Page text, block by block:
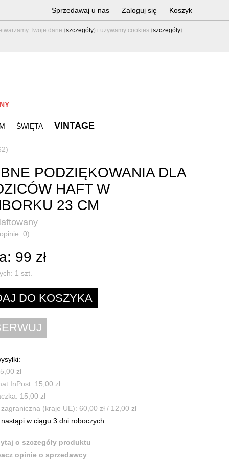
Twoje dane (szczegóły) i używamy cookies (szczegóły).
Sprzedawaj u nas Zaloguj się Koszyk
ŚWIĘTA VINTAGE
PODZIĘKOWANIA DLA
HAFT W
23 CM
0)
99 zł
1 szt.
zł
InPost: 15,00 zł
15,00 zł
zagraniczna (kraje UE): 60,00 zł / 12,00 zł
nastąpi w ciągu 3 dni roboczych
o szczegóły produktu
opinie o sprzedawcy